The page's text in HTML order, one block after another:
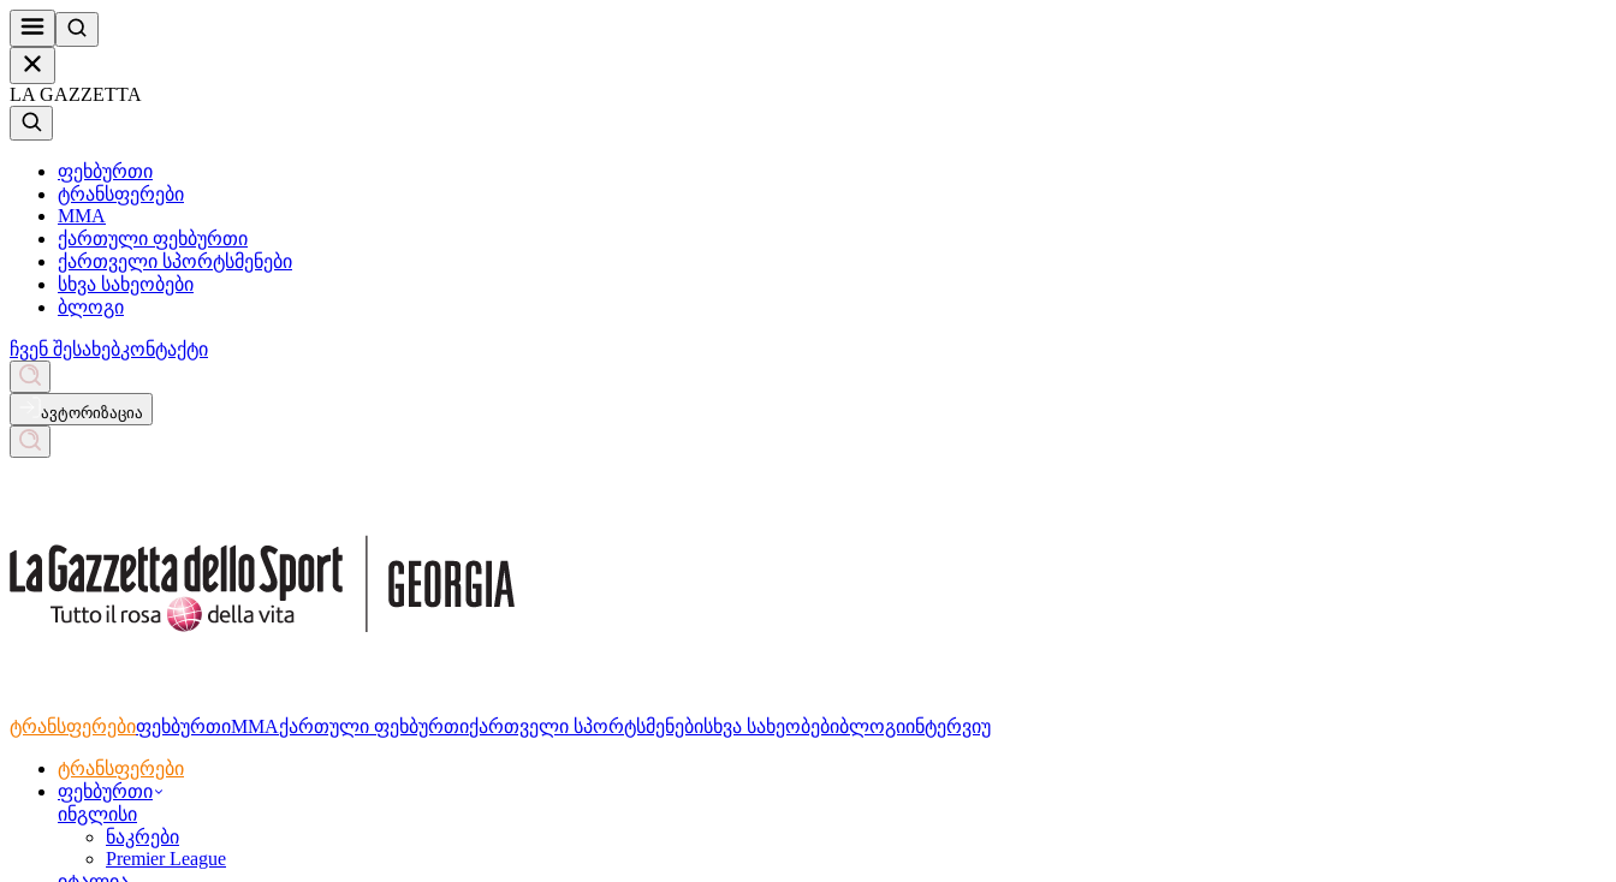
LA GAZZETTA
ფეხბურთი
ტრანსფერები
MMA
ქართული ფეხბურთი
ქართველი სპორტსმენები
სხვა სახეობები
ბლოგი
ჩვენ შესახებკონტაქტი
ავტორიზაცია
ტრანსფერებიფეხბურთიMMAქართული ფეხბურთიქართველი სპორტსმენებისხვა სახეობებიბლოგიინტერვიუ
ტრანსფერები
ფეხბურთი
ინგლისი
ნაკრები
Premier League